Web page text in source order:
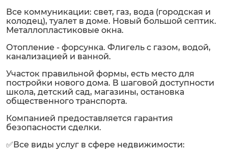
Все коммуникации: свет, газ, вода (городская и
колодец), туалет в доме. Новый большой септик.
Металлопластиковые окна.
Отопление - форсунка. Флигель с газом, водой,
канализацией и ванной.
Участок правильной формы, есть место для
постройки нового дома. В шаговой доступности
школа, детский сад, магазины, остановка
общественного транспорта.
Компанией предоставляется гарантия
безопасности сделки.
✅Все виды услуг в сфере недвижимости: